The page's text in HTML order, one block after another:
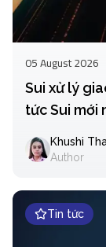
05 August 2026
Sui xử lý
tức Sui mới
Khushi
Author
Tin tức